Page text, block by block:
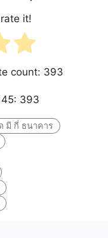
it!
count: 393
393
มี กี่ ธนาคาร